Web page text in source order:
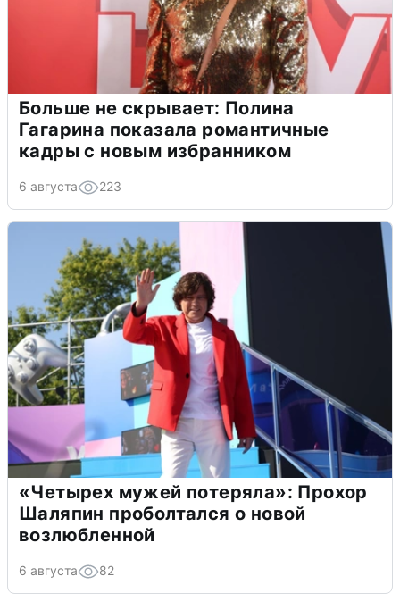
Больше не скрывает: Полина
Гагарина показала романтичные
кадры с новым избранником
6 августа 223
«Четырех мужей потеряла»: Прохор
Шаляпин проболтался о новой
возлюбленной
6 августа 82